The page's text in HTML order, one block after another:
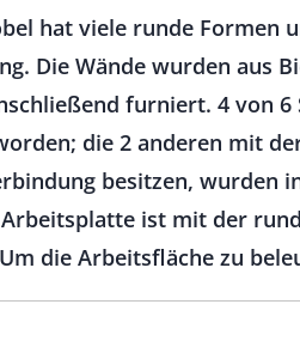
hat viele runde Formen
Die Wände wurden aus
furniert. 4 von 6
die 2 anderen mit
besitzen, wurden
ist mit der
die Arbeitsfläche zu